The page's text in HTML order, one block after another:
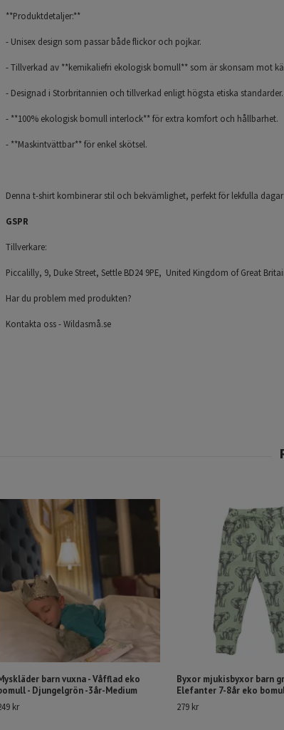
**Produktdetaljer:**
- Unisex design som passar både flickor och pojkar.
- Tillverkad av **kemikaliefri ekologisk bomull** som är skonsam mot
- Designad i Storbritannien och tillverkad enligt högsta etiska standarder.
- **100% ekologisk bomull interlock** för extra komfort och hållbarhet.
- **Maskintvättbar** för enkel skötsel.
Denna t-shirt kombinerar stil och bekvämlighet, perfekt för lekfulla
GSPR
Tillverkare:
Piccalilly, 9, Duke Street, Settle BD24 9PE, United Kingdom of Great
Har du problem med produkten?
Kontakta oss - Wildasmå.se
barn vuxna - Våfflad eko
- Djungelgrön -3år-Medium
kr
Byxor mjukisbyxor barn
Elefanter 7-8år eko
279 kr